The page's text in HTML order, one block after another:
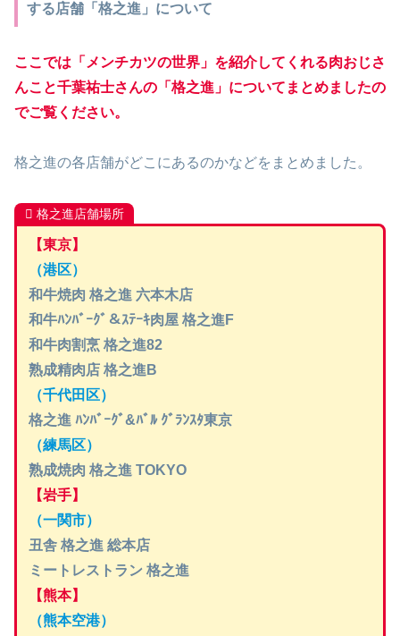
する店舗「格之進」について
ここでは「メンチカツの世界」を紹介してくれる肉おじさ
んこと千葉祐士さんの「格之進」についてまとめましたの
でご覧ください。
格之進の各店舗がどこにあるのかなどをまとめました。
格之進店舗場所
【東京】
（港区）
和牛焼肉 格之進 六本木店
和牛ﾊﾝﾊﾞｰｸﾞ＆ｽﾃｰｷ肉屋 格之進F
和牛肉割烹 格之進82
熟成精肉店 格之進B
（千代田区）
格之進 ﾊﾝﾊﾞｰｸﾞ&ﾊﾞﾙ ｸﾞﾗﾝｽﾀ東京
（練馬区）
熟成焼肉 格之進 TOKYO
【岩手】
（一関市）
丑舎 格之進 総本店
ミートレストラン 格之進
【熊本】
（熊本空港）